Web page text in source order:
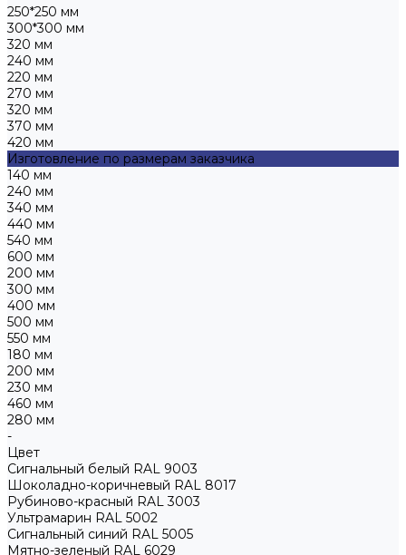
250*250 мм
300*300 мм
320 мм
240 мм
220 мм
270 мм
320 мм
370 мм
420 мм
Изготовление по размерам заказчика
140 мм
240 мм
340 мм
440 мм
540 мм
600 мм
200 мм
300 мм
400 мм
500 мм
550 мм
180 мм
200 мм
230 мм
460 мм
280 мм
-
Цвет
Сигнальный белый RAL 9003
Шоколадно-коричневый RAL 8017
Рубиново-красный RAL 3003
Ультрамарин RAL 5002
Сигнальный синий RAL 5005
Мятно-зеленый RAL 6029